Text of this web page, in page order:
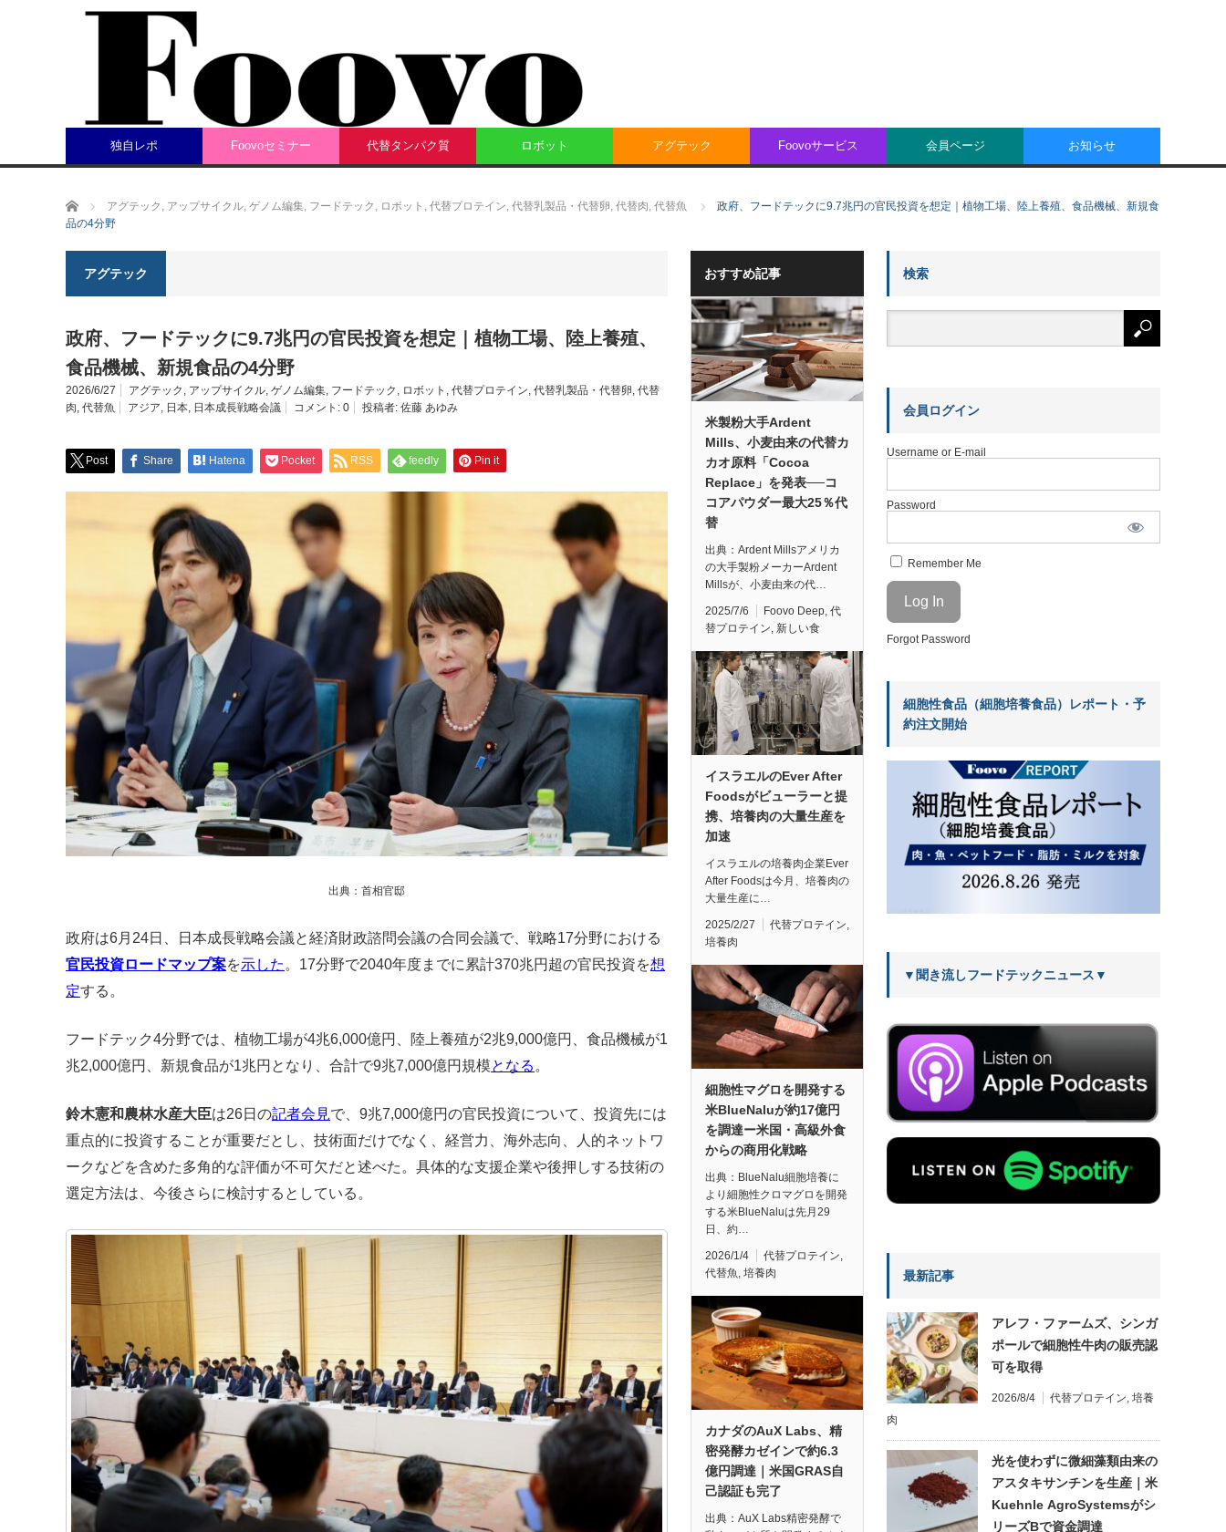
独自レポ Foovoセミナー 代替タンパク質 ロボット アグテック Foovoサービス 会員ページ お知らせ
ホーム アグテック , アップサイクル, ゲノム編集, フードテック , ロボット , 代替プロテイン, 代替乳製品・代替卵, 代替肉, 代替魚
政府、フードテックに9.7兆円の官民投資を想定｜植物工場、陸上養殖、食品機械、新規食
品の4分野
アグテック
政府、フードテックに9.7兆円の官民投資を想定｜植物工場、陸上養殖、
食品機械、新規食品の4分野
2026/6/27 アグテック , アップサイクル, ゲノム編集, フードテック , ロボット , 代替プロテイン, 代替乳製品・代替卵, 代替
肉, 代替魚 アジア, 日本, 日本成長戦略会議 コメント: 0 投稿者: 佐藤 あゆみ
Post Share Hatena Pocket RSS feedly Pin it
出典：首相官邸
政府は6月24日、日本成長戦略会議と経済財政諮問会議の合同会議で、戦略17分野における
官民投資ロードマップ案を示した 。17分野で2040年度までに累計370兆円超の官民投資を想
定する。
フードテック4分野では、植物工場が4兆6,000億円、陸上養殖が2兆9,000億円、食品機械が1
兆2,000億円、新規食品が1兆円となり、合計で9兆7,000億円規模となる 。
鈴木憲和農林水産大臣は26日の記者会見で、9兆7,000億円の官民投資について、投資先には
重点的に投資することが重要だとし、技術面だけでなく、経営力、海外志向、人的ネットワ
ークなどを含めた多角的な評価が不可欠だと述べた。具体的な支援企業や後押しする技術の
選定方法は、今後さらに検討するとしている。
おすすめ記事
米製粉大手Ardent
Mills、小麦由来の代替カ
カオ原料「Cocoa
Replace」を発表──コ
コアパウダー最大25％代
替
出典：Ardent Millsアメリカ
の大手製粉メーカーArdent
Millsが、小麦由来の代…
2025/7/6 Foovo Deep, 代
替プロテイン, 新しい食
イスラエルのEver After
Foodsがビューラーと提
携、培養肉の大量生産を
加速
イスラエルの培養肉企業Ever
After Foodsは今月、培養肉の
大量生産に…
2025/2/27 代替プロテイン,
培養肉
細胞性マグロを開発する
米BlueNaluが約17億円
を調達ー米国・高級外食
からの商用化戦略
出典：BlueNalu細胞培養に
より細胞性クロマグロを開発
する米BlueNaluは先月29
日、約…
2026/1/4 代替プロテイン,
代替魚, 培養肉
カナダのAuX Labs、精
密発酵カゼインで約6.3
億円調達｜米国GRAS自
己認証も完了
出典：AuX Labs精密発酵で
検索
会員ログイン
Username or E-mail
Password
Remember Me
Forgot Password
細胞性食品（細胞培養食品）レポート・予
約注文開始
▼聞き流しフードテックニュース▼
最新記事
アレフ・ファームズ、シンガ
ポールで細胞性牛肉の販売認
可を取得
2026/8/4 代替プロテイン 培養
肉
光を使わずに微細藻類由来の
アスタキサンチンを生産｜米
Kuehnle AgroSystemsがシ
リーズBで資金調達